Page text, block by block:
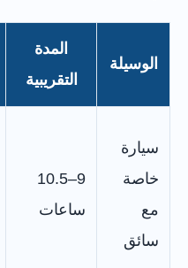
الوسيلة
المدة
التقريبية
سيارة
خاصة
مع
سائق
9–10.5
ساعات